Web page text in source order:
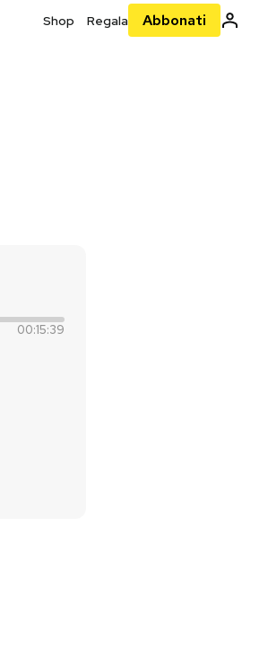
Shop Regala Abbonati
00:15:39